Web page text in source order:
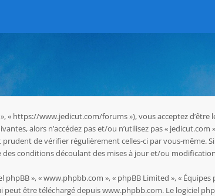
« https://www.jedicut.com/forums »), vous acceptez
alors n’accédez pas et/ou n’utilisez pas «
de vérifier régulièrement celles-ci par vous-même.
conditions découlant des mises à jour et/ou
», « www.phpbb.com », « phpBB Limited », «
peut être téléchargé depuiswww.phpbb.com. Le logiciel